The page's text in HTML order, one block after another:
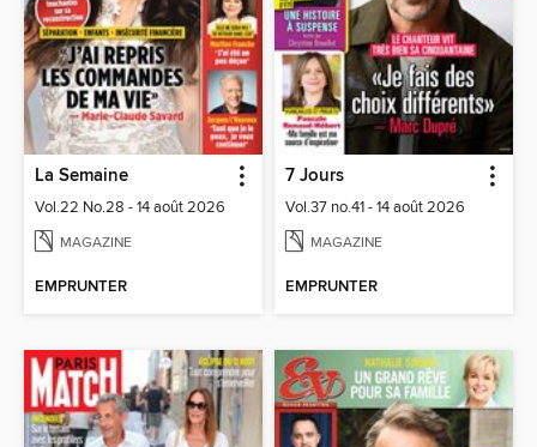
La Semaine
Vol.22 No.28 - 14 août 2026
MAGAZINE
EMPRUNTER
7 Jours
Vol.37 no.41 - 14 août 2026
MAGAZINE
EMPRUNTER